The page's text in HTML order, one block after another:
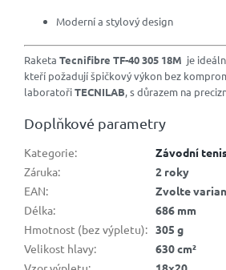
Moderní a stylový design
Raketa Tecnifibre TF-40 305 18M je
kteří požadují špičkový výkon bez
laboratořiTECNILAB, s důrazem na
Doplňkové parametry
Kategorie:
Závodní
Záruka:
2 roky
EAN:
Zvolte
Délka:
686 mm
Hmotnost (bez výpletu): 305 g
Velikost hlavy:
630 cm²